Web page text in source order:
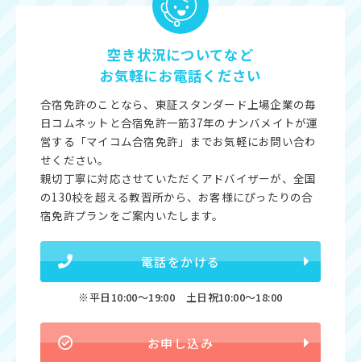
空き状況についてなど
お気軽にお電話ください
合宿免許のことなら、東証スタンダード上場企業の毎
日コムネットと合宿免許一筋37年のナンバメイトが運
営する「マイコム合宿免許」までお気軽にお問い合わ
せください。
親切丁寧に対応させていただくアドバイザーが、全国
の130校を超える教習所から、お客様にぴったりの合
宿免許プランをご案内いたします。
電話をかける
※平日10:00〜19:00 土日祝10:00〜18:00
お申し込み